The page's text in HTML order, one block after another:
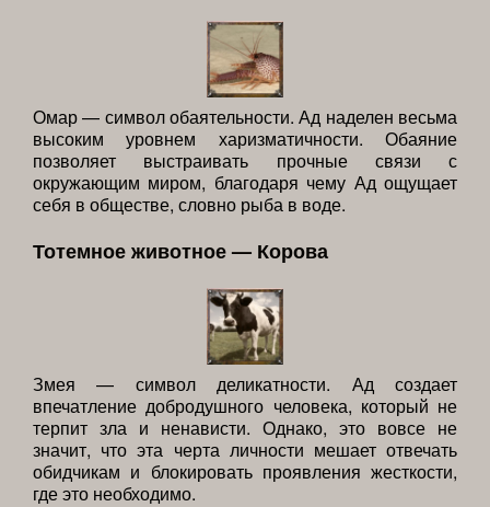
Омар — символ обаятельности. Ад наделен весьма
высоким уровнем харизматичности. Обаяние
позволяет выстраивать прочные связи с
окружающим миром, благодаря чему Ад ощущает
себя в обществе, словно рыба в воде.
Тотемное животное — Корова
Змея — символ деликатности. Ад создает
впечатление добродушного человека, который не
терпит зла и ненависти. Однако, это вовсе не
значит, что эта черта личности мешает отвечать
обидчикам и блокировать проявления жесткости,
где это необходимо.